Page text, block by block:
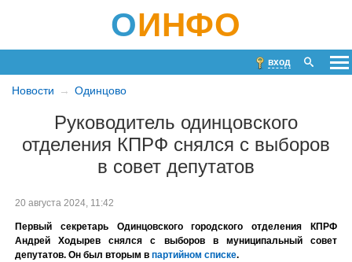
ОИНФО
вход
Новости Одинцово
Руководитель одинцовского
отделения КПРФ снялся с выборов
в совет депутатов
20 августа 2024, 11:42
Первый секретарь Одинцовского городского отделения КПРФ
Андрей Ходырев снялся с выборов в муниципальный совет
депутатов. Он был вторым в партийном списке.